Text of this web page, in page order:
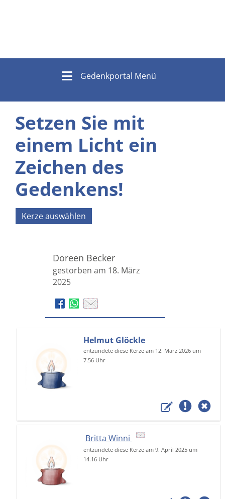
Gedenkportal Menü
Setzen Sie mit
einem Licht ein
Zeichen des
Gedenkens!
Kerze auswählen
Doreen Becker
gestorben am 18. März
2025
Helmut Glöckle
entzündete diese Kerze am 12. März 2026 um
7.56 Uhr
Britta Winni
entzündete diese Kerze am 9. April 2025 um
14.16 Uhr